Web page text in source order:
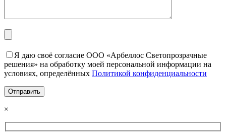
Я даю своё согласие ООО «Арбеллос Светопрозрачные
решения» на обработку моей персональной информации на
условиях, определённых Политикой конфиденциальности
×